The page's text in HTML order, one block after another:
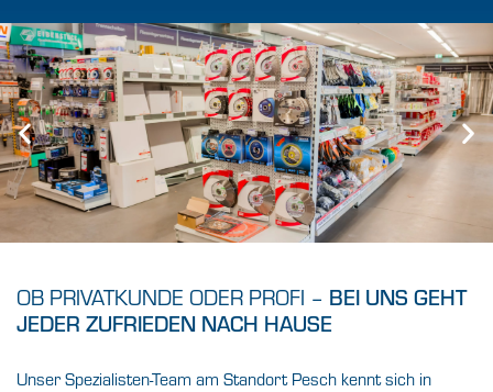
OB PRIVATKUNDE ODER PROFI – BEI UNS GEHT
JEDER ZUFRIEDEN NACH HAUSE
Unser Spezialisten-Team am Standort Pesch kennt sich in